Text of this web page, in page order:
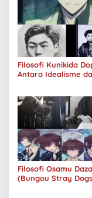
Filosofi Kunikida
Antara Idealisme
Filosofi Osamu
(Bungou Stray